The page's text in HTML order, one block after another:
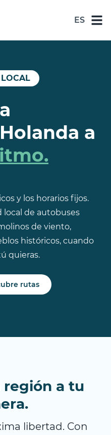
ES
NL
a
y los horarios fijos.
local de autobuses
de viento,
históricos, cuando
quieras.
rutas
región a tu
libertad. Con